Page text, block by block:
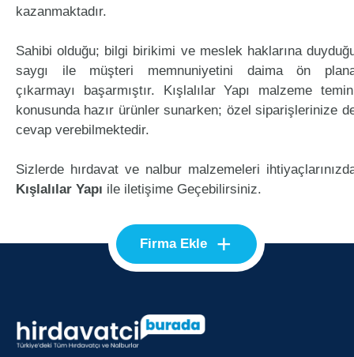
kazanmaktadır.
Sahibi olduğu; bilgi birikimi ve meslek haklarına
saygı ile müşteri memnuniyetini daima ön
çıkarmayı başarmıştır. Kışlalılar Yapı malzeme
konusunda hazır ürünler sunarken; özel siparişlerinize
cevap verebilmektedir.
Sizlerde hırdavat ve nalbur malzemeleri
Kışlalılar Yapı ile iletişime Geçebilirsiniz.
Firma Ekle +